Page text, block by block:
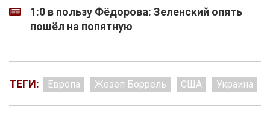
1:0 в пользу Фёдорова: Зеленский опять
пошёл на попятную
ТЕГИ: Европа Жозеп Боррель США Украина